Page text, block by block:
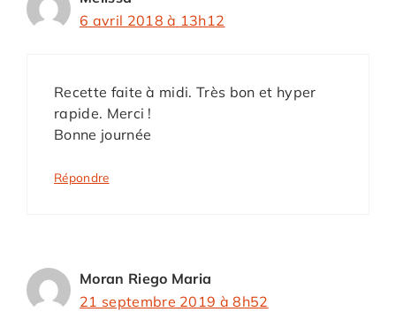
6 avril 2018 à 13h12
Recette faite à midi. Très bon et hyper
rapide. Merci !
Bonne journée
Répondre
Moran Riego Maria
21 septembre 2019 à 8h52